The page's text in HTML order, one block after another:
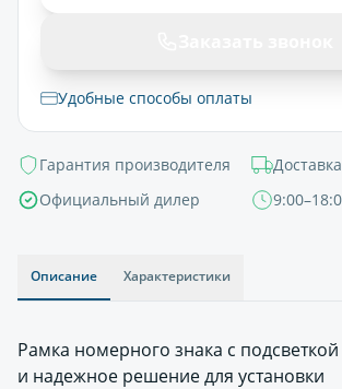
Удобные способы оплаты
Гарантия производителя
Официальный дилер
Описание Характеристики
Рамка номерного знака с
и надежное решение для установки